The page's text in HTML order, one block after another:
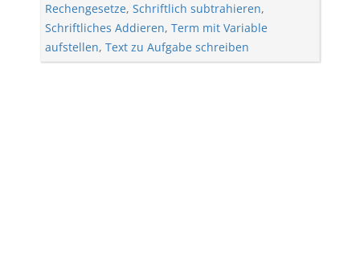
Rechengesetze, Schriftlich subtrahieren,
Schriftliches Addieren, Term mit Variable
aufstellen, Text zu Aufgabe schreiben